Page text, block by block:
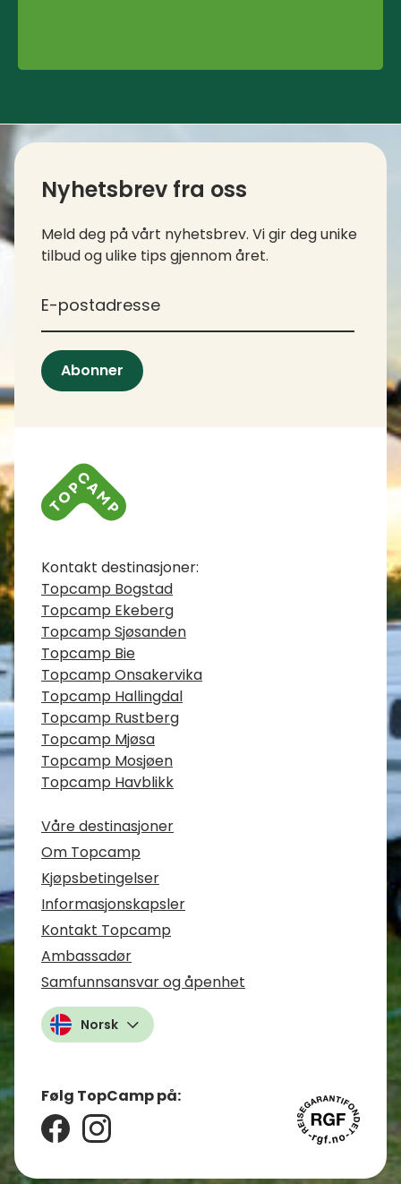
Kontaktinfo og kolofon
Nyhetsbrev fra oss
Meld deg på vårt nyhetsbrev. Vi gir deg unike
tilbud og ulike tips gjennom året.
E-postadresse
Abonner
Kontaktinfo
Kontakt destinasjoner:
Topcamp Bogstad
Topcamp Ekeberg
Topcamp Sjøsanden
Topcamp Bie
Topcamp Onsakervika
Topcamp Hallingdal
Topcamp Rustberg
Topcamp Mjøsa
Topcamp Mosjøen
Topcamp Havblikk
Våre destinasjoner
Om Topcamp
Kjøpsbetingelser
Informasjonskapsler
Kontakt Topcamp
Ambassadør
Samfunnsansvar og åpenhet
Norsk
Følg TopCamp på: